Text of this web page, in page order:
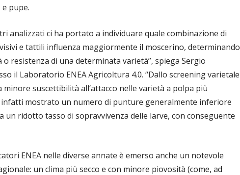
pupe.
analizzati ci ha portato a individuare quale combinazione di
e tattili influenza maggiormente il moscerino, determinando
resistenza di una determinata varietà”, spiega Sergio
il Laboratorio ENEA Agricoltura 4.0. “Dallo screening varietale
minore suscettibilità all’attacco nelle varietà a polpa più
mostrato un numero di punture generalmente inferiore
un ridotto tasso di sopravvivenza delle larve, con conseguente
ENEA nelle diverse annate è emerso anche un notevole
un clima più secco e con minore piovosità (come, ad